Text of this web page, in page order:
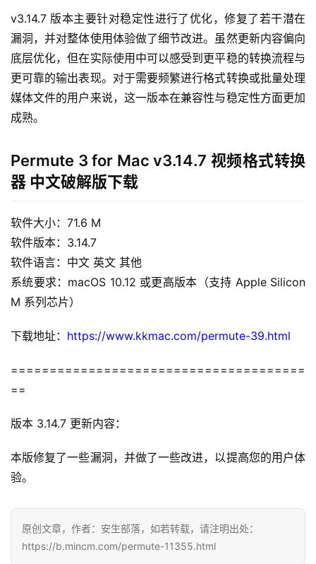
m
e
m
a
c
O
S
W
i
o
s
G
a
v3.14.7 版本主要针对稳定性进行了优化，修复了若干潜在
漏洞，并对整体使用体验做了细节改进。虽然更新内容偏向
底层优化，但在实际使用中可以感受到更平稳的转换流程与
更可靠的输出表现。对于需要频繁进行格式转换或批量处理
媒体文件的用户来说，这一版本在兼容性与稳定性方面更加
成熟。
Permute 3 for Mac v3.14.7 视频格式转换
器 中文破解版下载
软件大小：71.6 M
软件版本：3.14.7
软件语言：中文 英文 其他
系统要求：macOS 10.12 或更高版本（支持 Apple Silicon
M 系列芯片）
下载地址： https://www.kkmac.com/permute-39.html
======================================
==
版本 3.14.7 更新内容：
本版修复了一些漏洞，并做了一些改进，以提高您的用户体
验。
原创文章，作者：安生部落，如若转载，请注明出处：
https://b.mincm.com/permute-11355.html